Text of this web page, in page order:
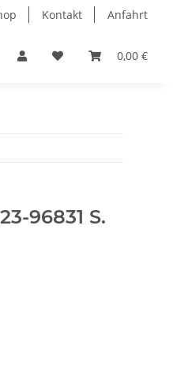
Kontakt Anfahrt
0,00 €
96831 S.